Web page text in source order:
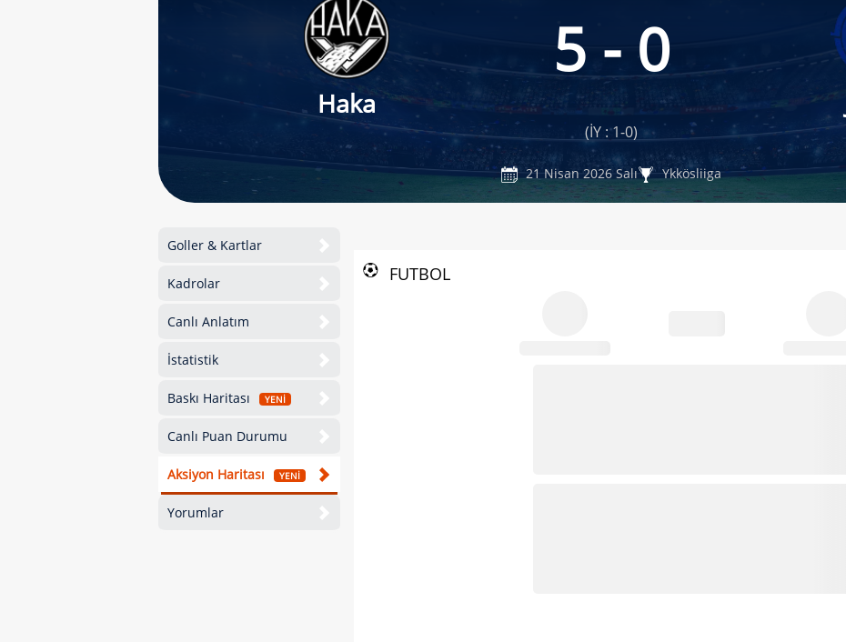
Haka
5 - 0
(İY : 1-0)
21 Nisan 2026 Salı Ykkösliiga
Goller & Kartlar
Kadrolar
Canlı Anlatım
İstatistik
Baskı Haritası YENİ
Canlı Puan Durumu
Aksiyon Haritası YENİ
Yorumlar
FUTBOL